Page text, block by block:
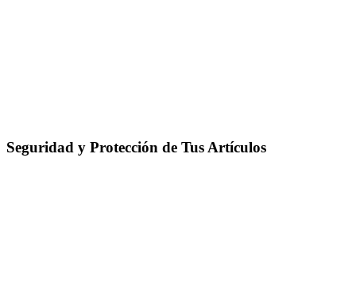
Seguridad y Protección de Tus Artículos